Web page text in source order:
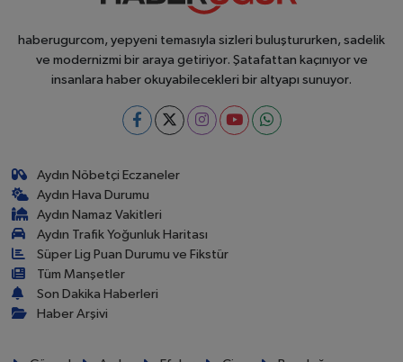
haberugurcom, yepyeni temasıyla sizleri buluştururken, sadelik
ve modernizmi bir araya getiriyor. Şatafattan kaçınıyor ve
insanlara haber okuyabilecekleri bir altyapı sunuyor.
Aydın Nöbetçi Eczaneler
Aydın Hava Durumu
Aydın Namaz Vakitleri
Aydın Trafik Yoğunluk Haritası
Süper Lig Puan Durumu ve Fikstür
Tüm Manşetler
Son Dakika Haberleri
Haber Arşivi